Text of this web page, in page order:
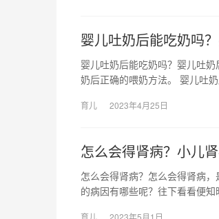
婴儿吐奶后能吃奶吗
婴儿吐奶后能吃奶吗？婴儿吐
奶后正确的喂奶方法。 婴儿吐
育儿 2023年4月25日
怎么会得肾病？小儿
怎么会得肾病？怎么会得肾病
的病因有哪些呢？往下看看便
育儿 2023年5月1日